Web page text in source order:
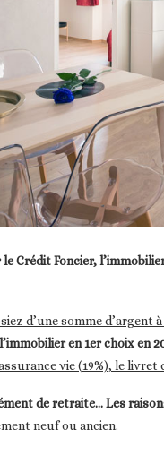
Crédit Foncier,
d’une somme
en 1er choix en
vie (19%), le
de retraite… Les
neuf ou ancien.